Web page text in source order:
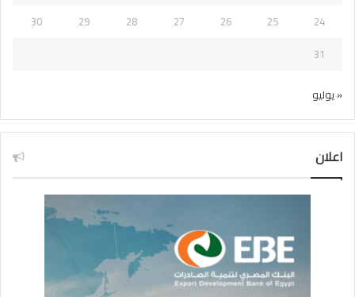
24
25
26
27
28
29
30
31
« يوليو
اعلان